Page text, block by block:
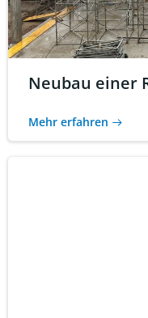
Neubau einer
Mehr erfahren